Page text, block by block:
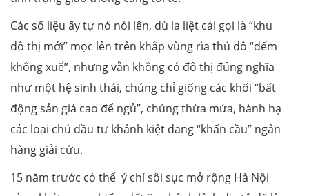
Các số liệu ấy tự nó nói lên, dù la liệt cái gọi là “khu
đô thị mới” mọc lên trên khắp vùng rìa thủ đô “đếm
không xuể”, nhưng vẫn không có đô thị đúng nghĩa
như một hệ sinh thái, chúng chỉ giống các khối “bất
động sản giá cao để ngủ”, chúng thừa mứa, hành hạ
các loại chủ đầu tư khánh kiệt đang “khẩn cầu” ngân
hàng giải cứu.
15 năm trước có thể ý chí sôi sục mở rộng Hà Nội